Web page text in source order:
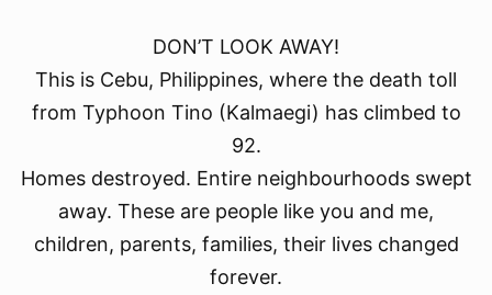
DON’T LOOK AWAY!
This is Cebu, Philippines, where the death toll
from Typhoon Tino (Kalmaegi) has climbed to
92.
Homes destroyed. Entire neighbourhoods swept
away. These are people like you and me,
children, parents, families, their lives changed
forever.